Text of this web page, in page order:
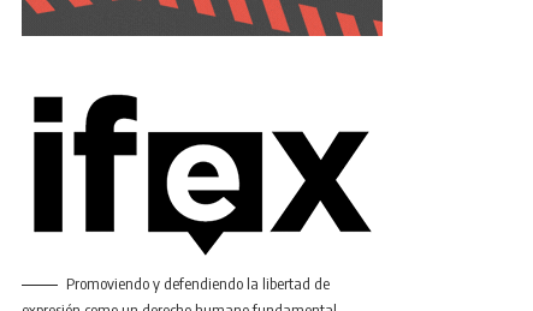
Promoviendo y defendiendo la libertad de